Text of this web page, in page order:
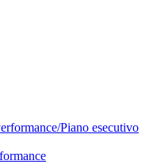
Piano esecutivo